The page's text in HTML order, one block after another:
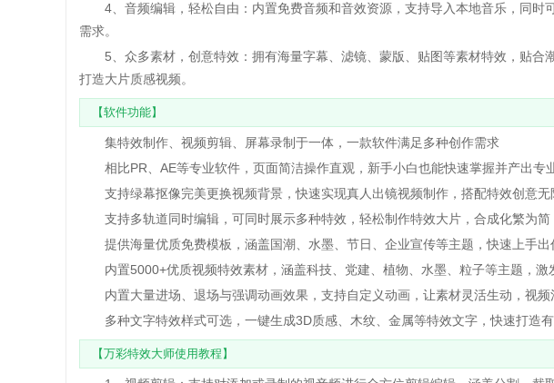
4、音频编辑，轻松自由：内置免费音频和音效资源，支持导入本地音乐，同时
需求。
5、众多素材，创意特效：拥有海量字幕、滤镜、蒙版、贴图等素材特效，贴合
打造大片质感视频。
【软件功能】
集特效制作、视频剪辑、屏幕录制于一体，一款软件满足多种创作需求
相比PR、AE等专业软件，页面简洁操作直观，新手小白也能快速掌握并产出专
支持绿幕抠像完美更换视频背景，快速实现真人出镜视频制作，搭配特效创意无
支持多轨道同时编辑，可同时展示多种特效，轻松制作特效大片，合成化繁为简
提供海量优质免费模板，涵盖国潮、水墨、节日、企业宣传等主题，快速上手出
内置5000+优质视频特效素材，涵盖科技、党建、植物、水墨、粒子等主题，激
内置大量进场、退场与强调动画效果，支持自定义动画，让素材灵活生动，视频
多种文字特效样式可选，一键生成3D质感、木纹、金属等特效文字，快速打造
【万彩特效大师使用教程】